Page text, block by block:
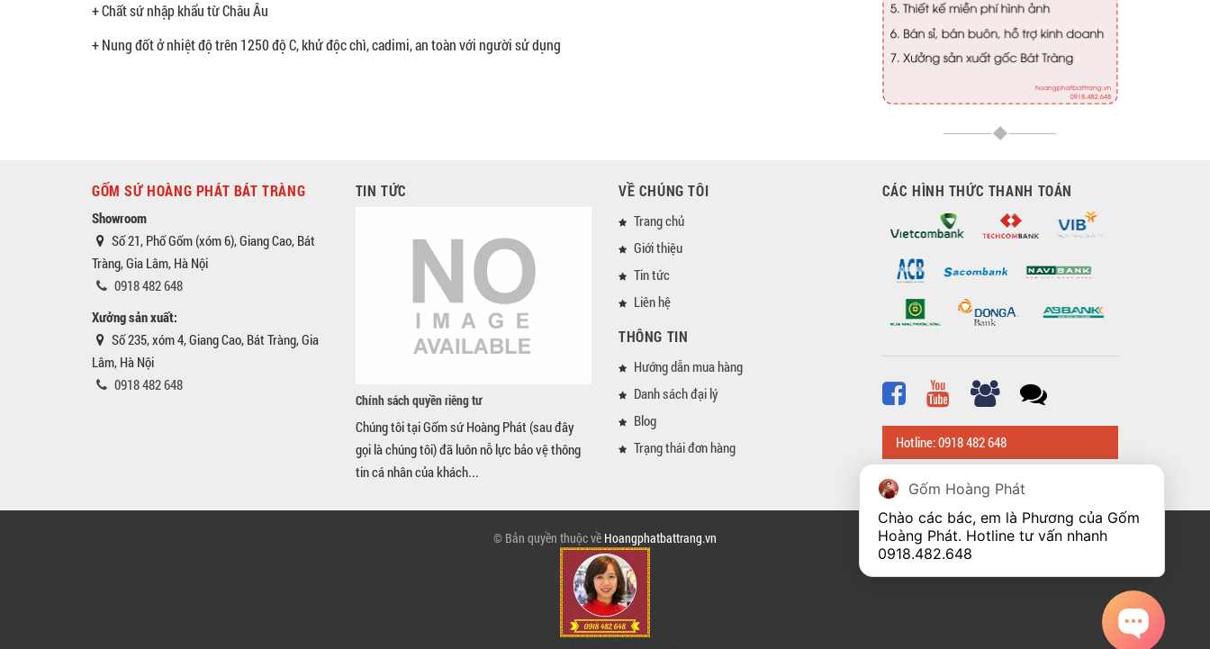
+ Chất sứ nhập khẩu từ Châu Âu
+ Nung đốt ở nhiệt độ trên 1250 độ C, khử độc chì, cadimi, an toàn với người sử dụng
GỐM SỨ HOÀNG PHÁT BÁT TRÀNG
Showroom
Số 21, Phố Gốm (xóm 6), Giang Cao, Bát
Tràng, Gia Lâm, Hà Nội
0918 482 648
Xưởng sản xuất:
Số 235, xóm 4, Giang Cao, Bát Tràng, Gia
Lâm, Hà Nội
0918 482 648
TIN TỨC
Chính sách quyền riêng tư
Chúng tôi tại Gốm sứ Hoàng Phát (sau đây
gọi là chúng tôi) đã luôn nỗ lực bảo vệ thông
tin cá nhân của khách...
VỀ CHÚNG TÔI
Trang chủ
Giới thiệu
Tin tức
Liên hệ
THÔNG TIN
Hướng dẫn mua hàng
Danh sách đại lý
Blog
Trạng thái đơn hàng
CÁC HÌNH THỨC THANH TOÁN
Hotline: 0918 482 648
© Bản quyền thuộc về Hoangphatbattrang.vn
Gốm Hoàng Phát
Chào các bác, em là Phương của Gốm
0918.482.648